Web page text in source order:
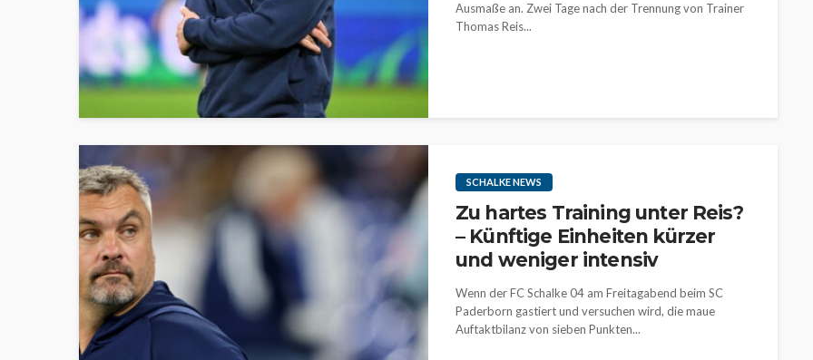
Ausmaße an. Zwei Tage nach der Trennung von Trainer
Thomas Reis...
SCHALKE NEWS
Zu hartes Training unter Reis?
– Künftige Einheiten kürzer
und weniger intensiv
Wenn der FC Schalke 04 am Freitagabend beim SC
Paderborn gastiert und versuchen wird, die maue
Auftaktbilanz von sieben Punkten...